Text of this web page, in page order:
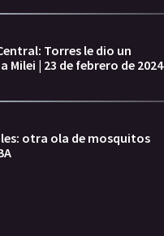
Torres le dio un
Milei | 23 de febrero de 2024
otra ola de mosquitos